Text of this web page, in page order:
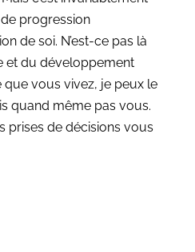
progression
de soi. N’est-ce pas là
et du développement
que vous vivez, je peux le
quand même pas vous.
prises de décisions vous